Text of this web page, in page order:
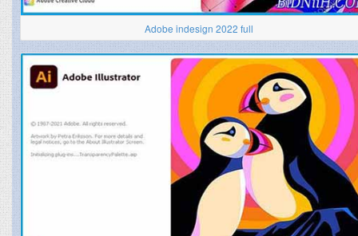
Adobe indesign 2022 full